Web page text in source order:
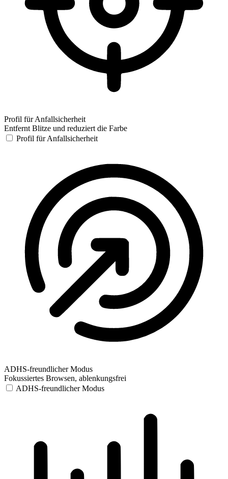
Profil für Anfallsicherheit
Entfernt Blitze und reduziert die Farbe
Profil für Anfallsicherheit
ADHS-freundlicher Modus
Fokussiertes Browsen, ablenkungsfrei
ADHS-freundlicher Modus